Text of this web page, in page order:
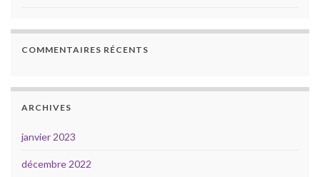
COMMENTAIRES RÉCENTS
ARCHIVES
janvier 2023
décembre 2022